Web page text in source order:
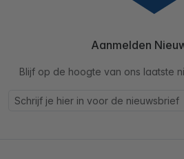
Aanmelden
Blijf op de hoogte van ons laatste